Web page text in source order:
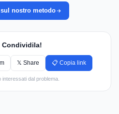
nostro metodo
Condividila!
𝕏 Share 📋 Copia link
dal problema.